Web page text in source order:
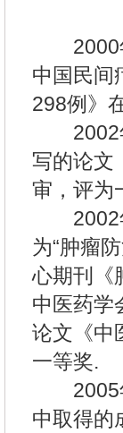
2000年
中国民间
298例》
2002年
写的论文
审，评为
2002年
为“肿瘤
心期刊《
中医药学
论文《中
一等奖.
2005年
中取得的